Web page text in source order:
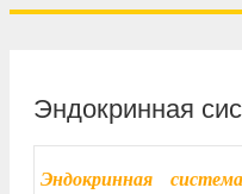
Эндокринная
Эндокринная система